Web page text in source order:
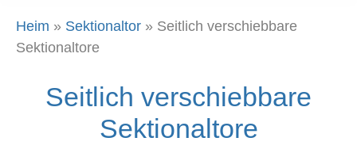
Heim » Sektionaltor » Seitlich verschiebbare
Sektionaltore
Seitlich verschiebbare
Sektionaltore